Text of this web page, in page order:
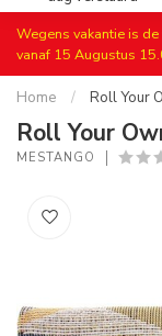
Wegens vakantie is
vanaf 15 Augustus
Home / Roll Your
Roll Your
MESTANGO